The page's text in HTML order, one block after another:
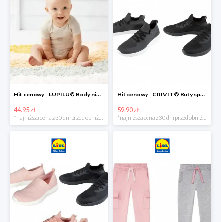
Hit cenowy - LUPILU® Body niemowlęce z biobawełny, z krótkim rękawem, 5 sztuk
44.95 zł
*najniższa cena z 30 dni przed obniżką
Hit cenowy - CRIVIT® Buty sportowe chłopięce WellWalk, 1 para
59.90 zł
*najniższa cena z 30 dni przed obniżką